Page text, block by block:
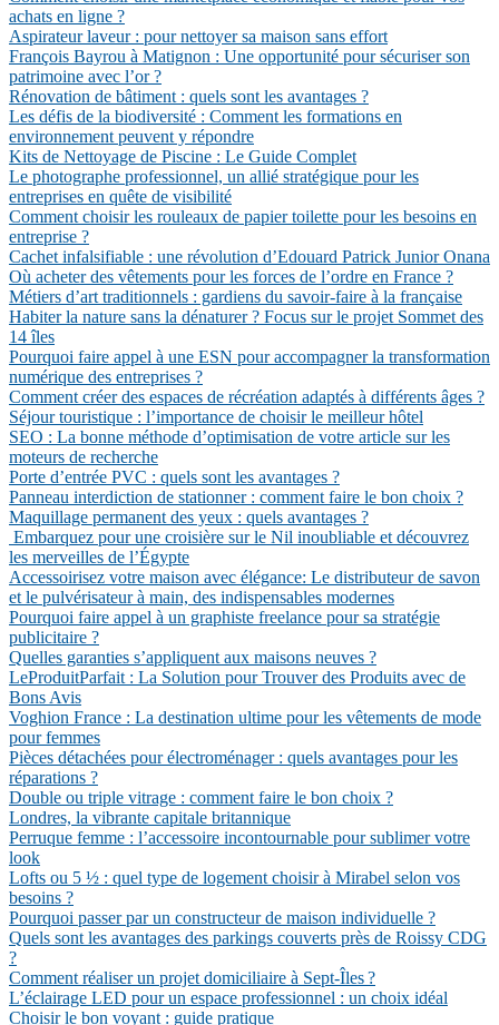
achats en ligne ?
Aspirateur laveur : pour nettoyer sa maison sans effort
François Bayrou à Matignon : Une opportunité pour sécuriser son
patrimoine avec l’or ?
Rénovation de bâtiment : quels sont les avantages ?
Les défis de la biodiversité : Comment les formations en
environnement peuvent y répondre
Kits de Nettoyage de Piscine : Le Guide Complet
Le photographe professionnel, un allié stratégique pour les
entreprises en quête de visibilité
Comment choisir les rouleaux de papier toilette pour les besoins en
entreprise ?
Cachet infalsifiable : une révolution d’Edouard Patrick Junior Onana
Où acheter des vêtements pour les forces de l’ordre en France ?
Métiers d’art traditionnels : gardiens du savoir-faire à la française
Habiter la nature sans la dénaturer ? Focus sur le projet Sommet des
14 îles
Pourquoi faire appel à une ESN pour accompagner la transformation
numérique des entreprises ?
Comment créer des espaces de récréation adaptés à différents âges ?
Séjour touristique : l’importance de choisir le meilleur hôtel
SEO : La bonne méthode d’optimisation de votre article sur les
moteurs de recherche
Porte d’entrée PVC : quels sont les avantages ?
Panneau interdiction de stationner : comment faire le bon choix ?
Maquillage permanent des yeux : quels avantages ?
Embarquez pour une croisière sur le Nil inoubliable et découvrez
les merveilles de l’Égypte
Accessoirisez votre maison avec élégance: Le distributeur de savon
et le pulvérisateur à main, des indispensables modernes
Pourquoi faire appel à un graphiste freelance pour sa stratégie
publicitaire ?
Quelles garanties s’appliquent aux maisons neuves ?
LeProduitParfait : La Solution pour Trouver des Produits avec de
Bons Avis
Voghion France : La destination ultime pour les vêtements de mode
pour femmes
Pièces détachées pour électroménager : quels avantages pour les
réparations ?
Double ou triple vitrage : comment faire le bon choix ?
Londres, la vibrante capitale britannique
Perruque femme : l’accessoire incontournable pour sublimer votre
look
Lofts ou 5 ½ : quel type de logement choisir à Mirabel selon vos
besoins ?
Pourquoi passer par un constructeur de maison individuelle ?
Quels sont les avantages des parkings couverts près de Roissy CDG
?
Comment réaliser un projet domiciliaire à Sept-Îles ?
L’éclairage LED pour un espace professionnel : un choix idéal
Choisir le bon voyant : guide pratique